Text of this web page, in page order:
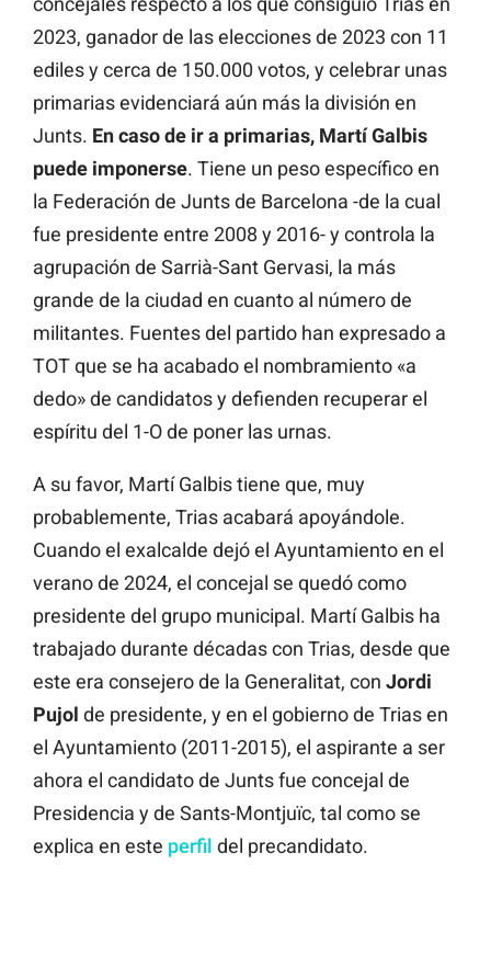
2023, ganador de las elecciones de 2023 con 11
ediles y cerca de 150.000 votos, y celebrar unas
primarias evidenciará aún más la división en
Junts. En caso de ir a primarias, Martí Galbis
puede imponerse. Tiene un peso específico en
la Federación de Junts de Barcelona -de la cual
fue presidente entre 2008 y 2016- y controla la
agrupación de Sarrià-Sant Gervasi, la más
grande de la ciudad en cuanto al número de
militantes. Fuentes del partido han expresado a
TOT que se ha acabado el nombramiento «a
dedo» de candidatos y defienden recuperar el
espíritu del 1-O de poner las urnas.
A su favor, Martí Galbis tiene que, muy
probablemente, Trias acabará apoyándole.
Cuando el exalcalde dejó el Ayuntamiento en el
verano de 2024, el concejal se quedó como
presidente del grupo municipal. Martí Galbis ha
trabajado durante décadas con Trias, desde que
este era consejero de la Generalitat, con Jordi
Pujol de presidente, y en el gobierno de Trias en
el Ayuntamiento (2011-2015), el aspirante a ser
ahora el candidato de Junts fue concejal de
Presidencia y de Sants-Montjuïc, tal como se
explica en este perfil del precandidato.